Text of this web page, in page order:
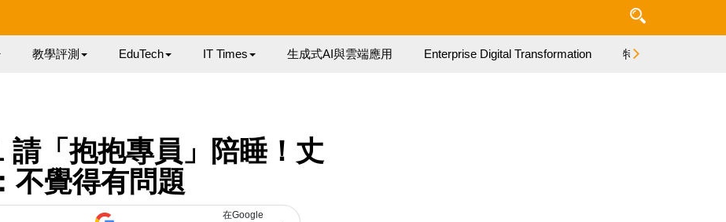
教學評測 EduTech IT Times 生成式AI與雲端應用 Enterprise Digital Transformation 特集
請「抱抱專員」陪睡！丈
不覺得有問題
在Google